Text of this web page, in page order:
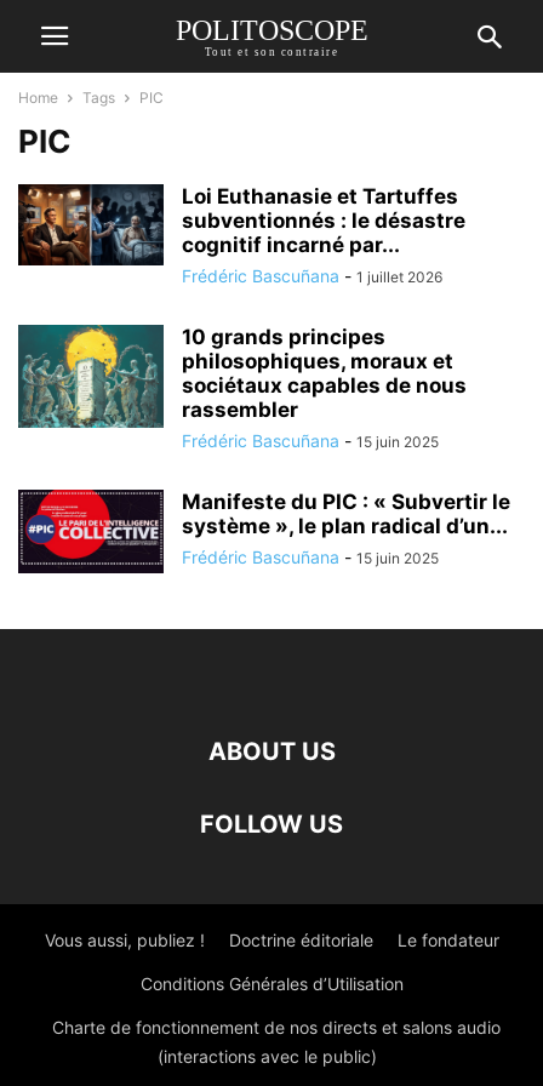
POLITOSCOPE
Tout et son contraire
Home Tags PIC
PIC
Loi Euthanasie et Tartuffes
subventionnés : le désastre
cognitif incarné par...
Frédéric Bascuñana - 1 juillet 2026
10 grands principes
philosophiques, moraux et
sociétaux capables de nous
rassembler
Frédéric Bascuñana - 15 juin 2025
Manifeste du PIC : « Subvertir le
système », le plan radical d’un...
Frédéric Bascuñana - 15 juin 2025
ABOUT US
FOLLOW US
Vous aussi, publiez ! Doctrine éditoriale Le fondateur
Conditions Générales d’Utilisation
Charte de fonctionnement de nos directs et salons audio
(interactions avec le public)